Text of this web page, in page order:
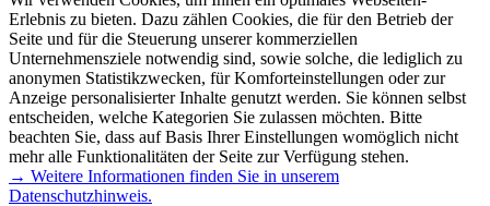
Erlebnis zu bieten. Dazu zählen Cookies, die für den Betrieb der
Seite und für die Steuerung unserer kommerziellen
Unternehmensziele notwendig sind, sowie solche, die lediglich zu
anonymen Statistikzwecken, für Komforteinstellungen oder zur
Anzeige personalisierter Inhalte genutzt werden. Sie können selbst
entscheiden, welche Kategorien Sie zulassen möchten. Bitte
beachten Sie, dass auf Basis Ihrer Einstellungen womöglich nicht
mehr alle Funktionalitäten der Seite zur Verfügung stehen.
→ Weitere Informationen finden Sie in unserem
Datenschutzhinweis.